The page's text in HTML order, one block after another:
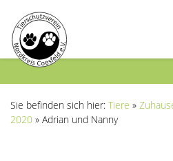
Sie befinden sich hier: Tiere »
2020 » Adrian und Nanny